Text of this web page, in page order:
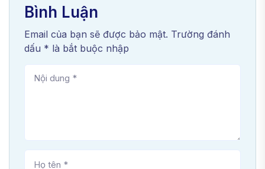
Bình Luận
Email của bạn sẽ được bảo mật. Trường đánh
dấu * là bắt buộc nhập